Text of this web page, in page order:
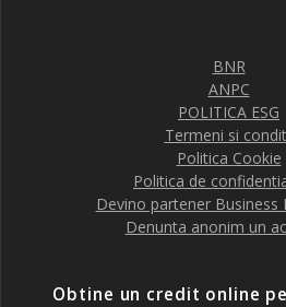
BNR
ANPC
POLITICA ESG
Termeni si
Politica Cookie
Politica de
Devino partener Business
Denunta anonim un
Obtine un credit online